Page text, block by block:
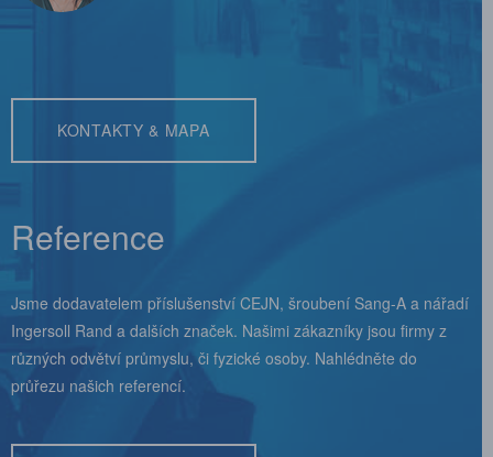
KONTAKTY & MAPA
Reference
Jsme dodavatelem příslušenství CEJN, šroubení Sang-A a nářadí
Ingersoll Rand a dalších značek. Našimi zákazníky jsou firmy z
různých odvětví průmyslu, či fyzické osoby. Nahlédněte do
průřezu našich referencí.